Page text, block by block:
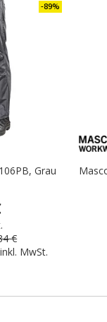
-89%
Grau
€
inkl. MwSt.